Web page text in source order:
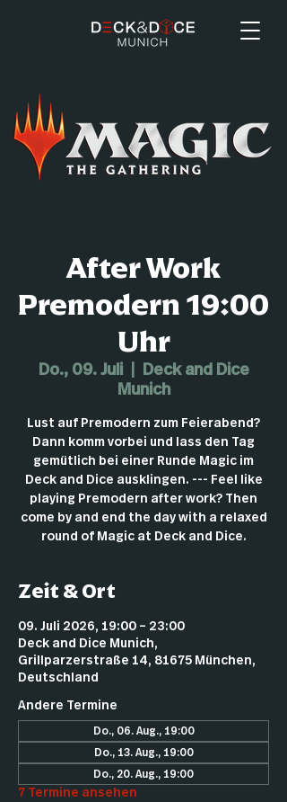
After Work
Premodern 19:00
Uhr
Do., 09. Juli
  |
Deck and Dice
Munich
Lust auf Premodern zum Feierabend?
Dann komm vorbei und lass den Tag
gemütlich bei einer Runde Magic im
Deck and Dice ausklingen. --- Feel like
playing Premodern after work? Then
come by and end the day with a relaxed
round of Magic at Deck and Dice.
Zeit & Ort
09. Juli 2026, 19:00 – 23:00
Deck and Dice Munich,
Grillparzerstraße 14, 81675 München,
Deutschland
Andere Termine
Do., 06. Aug., 19:00
Do., 13. Aug., 19:00
Do., 20. Aug., 19:00
7 Termine ansehen